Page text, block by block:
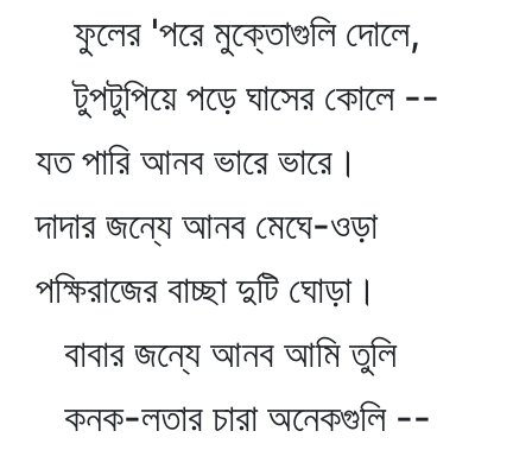
ফুলের 'পরে মুক্তোগুলি দোলে,
টুপটুপিয়ে পড়ে ঘাসের কোলে --
যত পারি আনব ভারে ভারে।
দাদার জন্যে আনব মেঘে-ওড়া
পক্ষিরাজের বাচ্ছা দুটি ঘোড়া।
বাবার জন্যে আনব আমি তুলি
কনক-লতার চারা অনেকগুলি --